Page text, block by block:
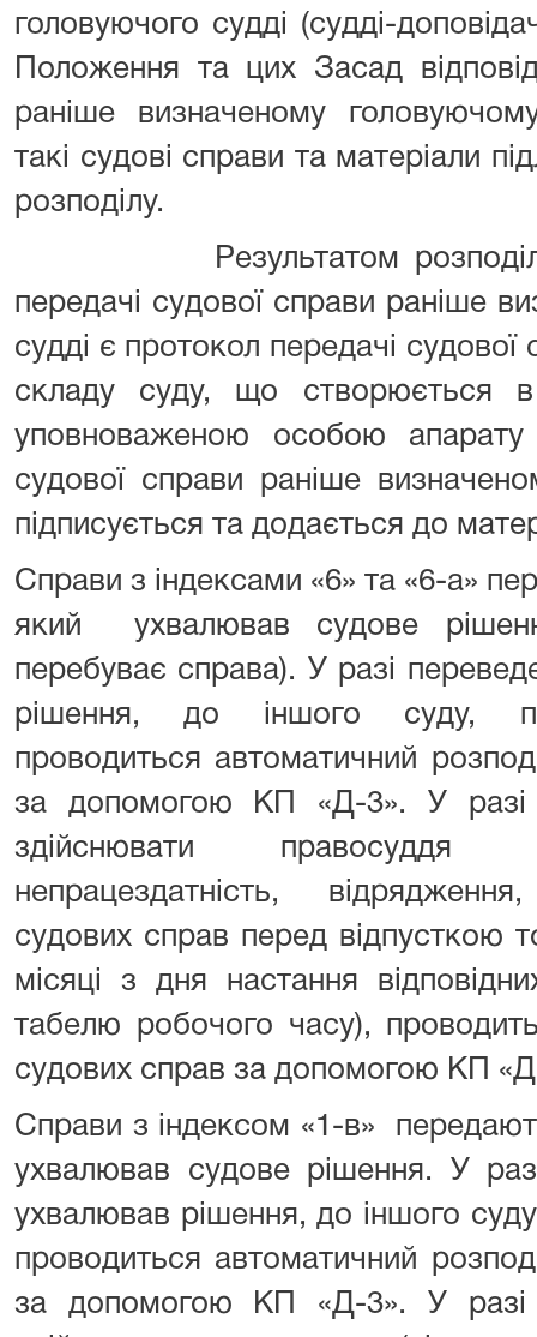
головуючого судді (судді-
Положення та цих Засад
раніше визначеному
такі судові справи та матеріали
розподілу.
Результатом розподілу
передачі судової справи раніше
судді є протокол передачі
складу суду, що створюється в
уповноваженою особою апарату
судової справи раніше
підписується та додається до
Справи з індексами «6» та «6-а»
який ухвалював судове
перебуває справа). У разі
рішення, до іншого суду,
проводиться автоматичний
за допомогою КП «Д-3». У разі
здійснювати правосуддя
непрацездатність,
судових справ перед відпусткою
місяці з дня настання
табелю робочого часу),
судових справ за допомогою КП
Справи з індексом «1-в»
ухвалював судове рішення. У
ухвалював рішення, до іншого
проводиться автоматичний
за допомогою КП «Д-3». У разі